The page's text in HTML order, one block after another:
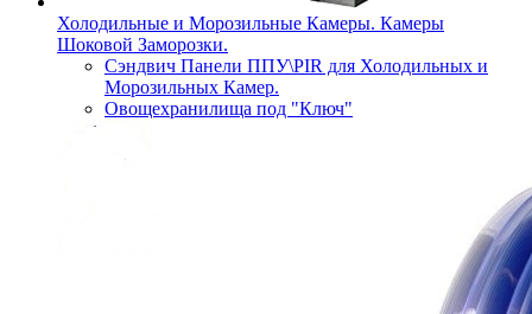
Холодильные и Морозильные Камеры. Камеры
Шоковой Заморозки.
Сэндвич Панели ППУ\PIR для Холодильных и
Морозильных Камер.
Овощехранилища под "Ключ"